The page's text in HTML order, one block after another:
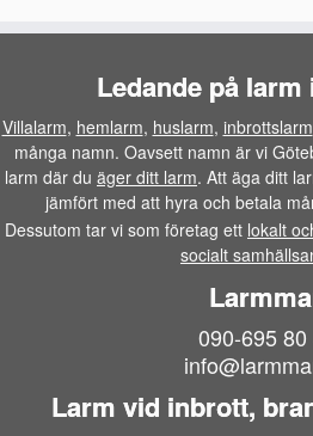
Ledande på larm
Villalarm, hemlarm, huslarm, inbrottslarm
många namn. Oavsett namn är vi
larm där du äger ditt larm. Att äga ditt
jämfört med att hyra och betala
Dessutom tar vi som företag ett lokalt
socialt
090-695 80
Larm vid inbrott,